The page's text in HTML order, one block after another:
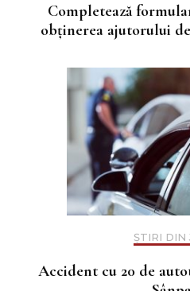
Completează
obținerea ajutorului
ȘTIRI DIN
Accident cu 20 de